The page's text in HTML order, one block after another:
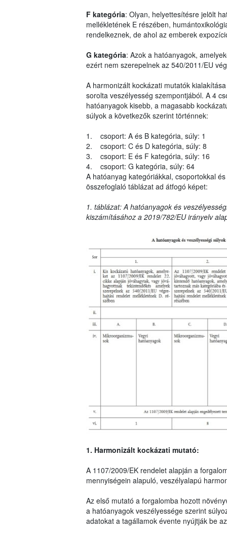
F kategória: Olyan, helyettesítésre jelölt
mellékletének E részében,
rendelkeznek, de ahol az emberek
G kategória: Azok a hatóanyagok,
ezért nem szerepelnek az 540/2011/EU
A harmonizált kockázati mutatók
sorolta veszélyesség szempontjából. A 4
hatóanyagok kisebb, a magasabb
súlyok a következők szerint történnek:
1. csoport: A és B kategória, súly: 1
2. csoport: C és D kategória, súly: 8
3. csoport: E és F kategória, súly: 16
4. csoport: G kategória, súly: 64
A hatóanyag kategóriákkal, csoportokkal
összefoglaló táblázat ad átfogó képet:
1. táblázat: A hatóanyagok és
kiszámításához a 2019/782/EU irányelv
1. Harmonizált kockázati mutató:
A 1107/2009/EK rendelet alapján a
mennyiségein alapuló, veszélyalapú
Az első mutató a forgalomba hozott
a hatóanyagok veszélyessége szerint
adatokat a tagállamok évente nyújtják be